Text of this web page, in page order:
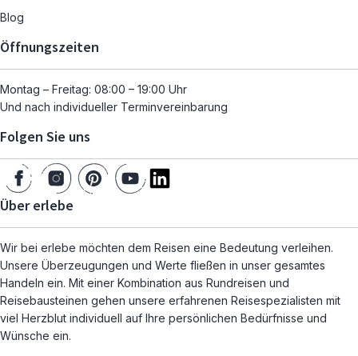
Blog
Öffnungszeiten
Montag – Freitag: 08:00 – 19:00 Uhr
Und nach individueller Terminvereinbarung
Folgen Sie uns
Über erlebe
Wir bei erlebe möchten dem Reisen eine Bedeutung verleihen.
Unsere Überzeugungen und Werte fließen in unser gesamtes
Handeln ein. Mit einer Kombination aus Rundreisen und
Reisebausteinen gehen unsere erfahrenen Reisespezialisten mit
viel Herzblut individuell auf Ihre persönlichen Bedürfnisse und
Wünsche ein.